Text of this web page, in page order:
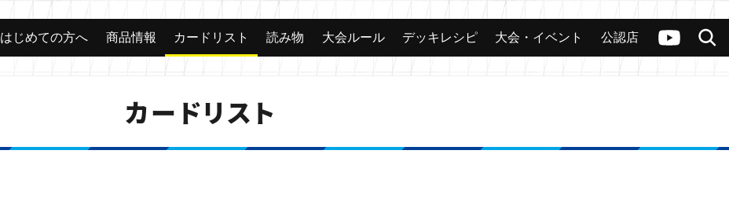
ヴァンガードch
検索
カード 大会 公認店舗 その他
はじめての方へ 商品情報 カードリスト 読み物 大会ルール デッキレシピ 大会・イベント 公認店
カードリスト